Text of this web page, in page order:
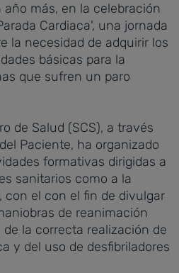
más, en la celebración
Cardiaca', una jornada
la necesidad de adquirir los
básicas para la
que sufren un paro
de Salud (SCS), a través
Paciente, ha organizado
formativas dirigidas a
sanitarios como a la
con el con el fin de divulgar
de reanimación
de la correcta realización de
y del uso de desfibriladores